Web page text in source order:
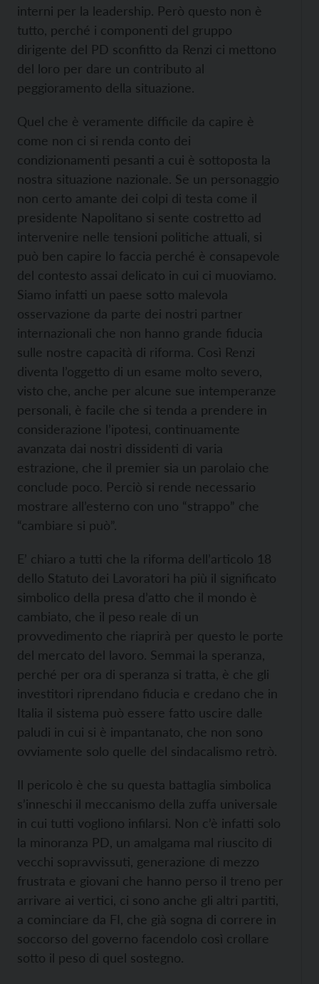
interni per la leadership. Però questo non è
tutto, perché i componenti del gruppo
dirigente del PD sconfitto da Renzi ci mettono
del loro per dare un contributo al
peggioramento della situazione.
Quel che è veramente difficile da capire è
come non ci si renda conto dei
condizionamenti pesanti a cui è sottoposta la
nostra situazione nazionale. Se un personaggio
non certo amante dei colpi di testa come il
presidente Napolitano si sente costretto ad
intervenire nelle tensioni politiche attuali, si
può ben capire lo faccia perché è consapevole
del contesto assai delicato in cui ci muoviamo.
Siamo infatti un paese sotto malevola
osservazione da parte dei nostri partner
internazionali che non hanno grande fiducia
sulle nostre capacità di riforma. Così Renzi
diventa l’oggetto di un esame molto severo,
visto che, anche per alcune sue intemperanze
personali, è facile che si tenda a prendere in
considerazione l’ipotesi, continuamente
avanzata dai nostri dissidenti di varia
estrazione, che il premier sia un parolaio che
conclude poco. Perciò si rende necessario
mostrare all’esterno con uno “strappo” che
“cambiare si può”.
E’ chiaro a tutti che la riforma dell’articolo 18
dello Statuto dei Lavoratori ha più il significato
simbolico della presa d’atto che il mondo è
cambiato, che il peso reale di un
provvedimento che riaprirà per questo le porte
del mercato del lavoro. Semmai la speranza,
perché per ora di speranza si tratta, è che gli
investitori riprendano fiducia e credano che in
Italia il sistema può essere fatto uscire dalle
paludi in cui si è impantanato, che non sono
ovviamente solo quelle del sindacalismo retrò.
Il pericolo è che su questa battaglia simbolica
s’inneschi il meccanismo della zuffa universale
in cui tutti vogliono infilarsi. Non c’è infatti solo
la minoranza PD, un amalgama mal riuscito di
vecchi sopravvissuti, generazione di mezzo
frustrata e giovani che hanno perso il treno per
arrivare ai vertici, ci sono anche gli altri partiti,
a cominciare da FI, che già sogna di correre in
soccorso del governo facendolo così crollare
sotto il peso di quel sostegno.